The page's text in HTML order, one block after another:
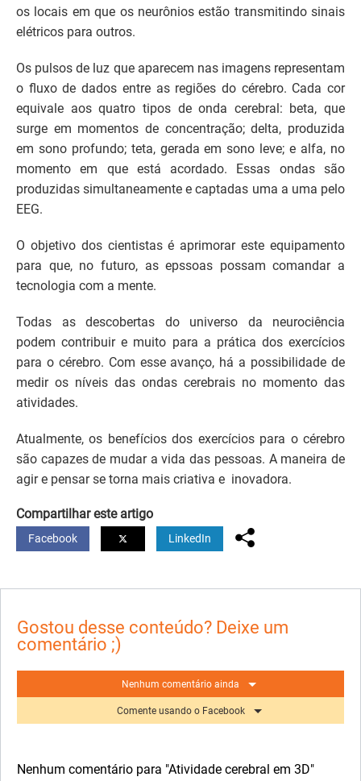
os locais em que os neurônios estão transmitindo sinais
elétricos para outros.
Os pulsos de luz que aparecem nas imagens representam
o fluxo de dados entre as regiões do cérebro. Cada cor
equivale aos quatro tipos de onda cerebral: beta, que
surge em momentos de concentração; delta, produzida
em sono profundo; teta, gerada em sono leve; e alfa, no
momento em que está acordado. Essas ondas são
produzidas simultaneamente e captadas uma a uma pelo
EEG.
O objetivo dos cientistas é aprimorar este equipamento
para que, no futuro, as epssoas possam comandar a
tecnologia com a mente.
Todas as descobertas do universo da neurociência
podem contribuir e muito para a prática dos exercícios
para o cérebro. Com esse avanço, há a possibilidade de
medir os níveis das ondas cerebrais no momento das
atividades.
Atualmente, os benefícios dos exercícios para o cérebro
são capazes de mudar a vida das pessoas. A maneira de
agir e pensar se torna mais criativa e inovadora.
Compartilhar este artigo
Facebook LinkedIn
Gostou desse conteúdo? Deixe um
comentário ;)
Nenhum comentário ainda
Comente usando o Facebook
Nenhum comentário para "Atividade cerebral em 3D"